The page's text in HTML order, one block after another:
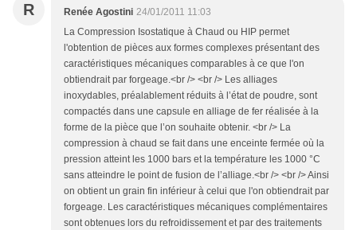
R Renée Agostini 24/01/2011 11:03
La Compression Isostatique à Chaud ou HIP permet
l'obtention de pièces aux formes complexes présentant des
caractéristiques mécaniques comparables à ce que l'on
obtiendrait par forgeage.<br /> <br /> Les alliages
inoxydables, préalablement réduits à l’état de poudre, sont
compactés dans une capsule en alliage de fer réalisée à la
forme de la pièce que l’on souhaite obtenir. <br /> La
compression à chaud se fait dans une enceinte fermée où la
pression atteint les 1000 bars et la température les 1000 °C
sans atteindre le point de fusion de l’alliage.<br /> <br /> Ainsi
on obtient un grain fin inférieur à celui que l'on obtiendrait par
forgeage. Les caractéristiques mécaniques complémentaires
sont obtenues lors du refroidissement et par des traitements